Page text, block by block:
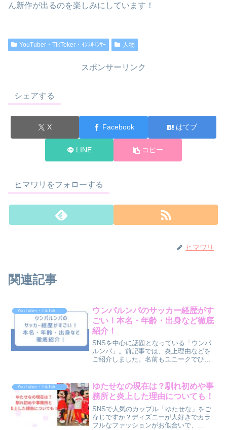
ん新作が出るのを楽しみにしています！
YouTuber・TikToker・ｲﾝﾌﾙｴﾝｻｰ 人物
スポンサーリンク
シェアする
X Facebook はてブ
LINE コピー
ヒマワリをフォローする
ヒマワリ
関連記事
YouTuber・TikToker・ｲﾝﾌﾙｴﾝｻｰ
ウンパルンパのサッカー経歴がす
ごい！本名・年齢・出身など徹底
紹介！
SNSを中心に話題となっている「ウンパ
ルンパ」。前記事では、炎上理由などを
ご紹介しました。名前もユニークでひと
っています。特にサッカー経歴において
は、想像以上の実力を持...
ゆたせなの現在は？馴れ初めや事
務所と炎上した理由についても！
SNSで人気のカップル「ゆたせな」をご
存じですか？ディズニーが大好きでカラ
フルなファッションがお似合いで、